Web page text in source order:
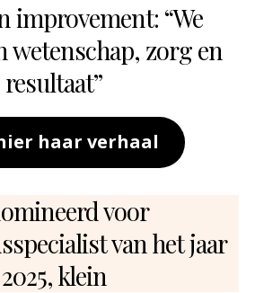
improvement: “We
wetenschap, zorg en
resultaat”
haar verhaal
voor
van het jaar
2025, klein